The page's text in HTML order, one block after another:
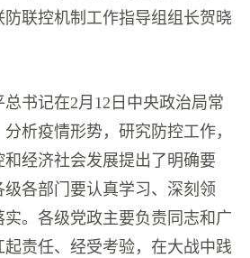
联控机制工作指导组组长贺晓
书记在2月12日中央政治局常
析疫情形势，研究防控工作，
经济社会发展提出了明确要
各部门要认真学习、深刻领
。各级党政主要负责同志和广
责任、经受考验，在大战中践